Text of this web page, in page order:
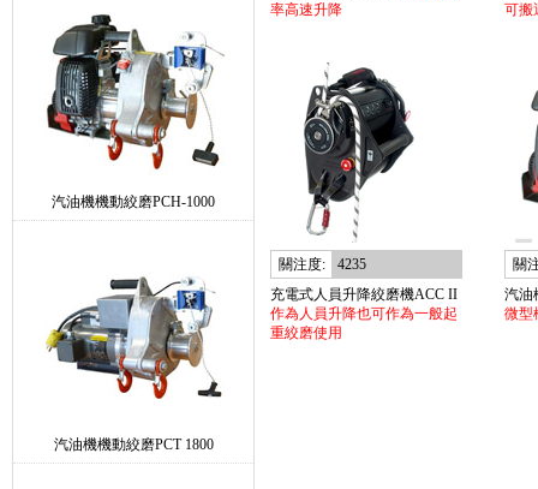
汽油機機動絞磨PCH-1000
汽油機機動絞磨PCT 1800
率高速升降
可搬
關注度:
4235
充電式人員升降絞磨機ACC II
作為人員升降也可作為一般起
重絞磨使用
關
汽油
微型